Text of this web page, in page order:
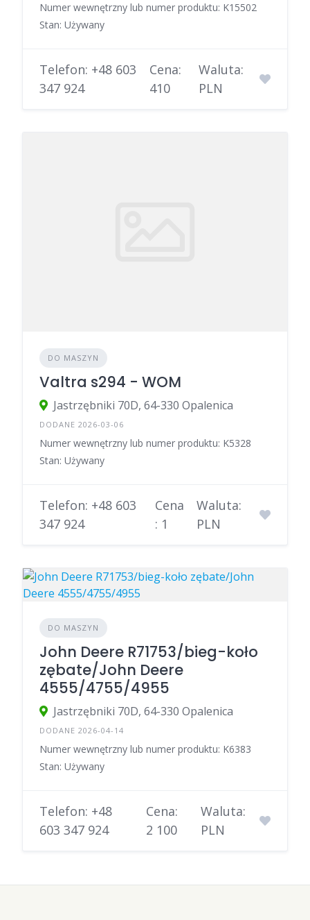
Numer wewnętrzny lub numer produktu: K15502
Stan: Używany
Telefon: +48 603
347 924
Cena:
410
Waluta:
PLN
DO MASZYN
Valtra s294 - WOM
Jastrzębniki 70D, 64-330 Opalenica
DODANE 2026-03-06
Numer wewnętrzny lub numer produktu: K5328
Stan: Używany
Telefon: +48 603
347 924
Cena
: 1
Waluta:
PLN
DO MASZYN
John Deere R71753/bieg-koło
zębate/John Deere
4555/4755/4955
Jastrzębniki 70D, 64-330 Opalenica
DODANE 2026-04-14
Numer wewnętrzny lub numer produktu: K6383
Stan: Używany
Telefon: +48
603 347 924
Cena:
2 100
Waluta:
PLN